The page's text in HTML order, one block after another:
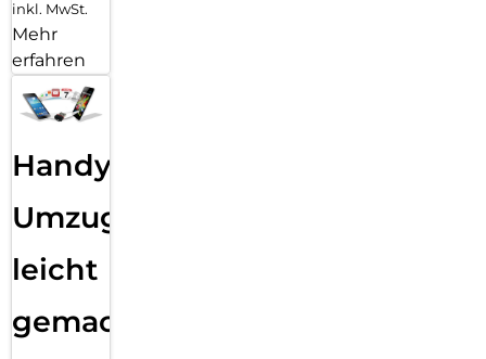
inkl. MwSt.
Mehr
erfahren
Handy
Umzug
leicht
gemacht!